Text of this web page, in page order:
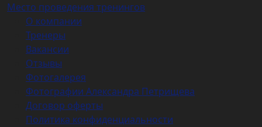
Место проведения тренингов
О компании
Тренеры
Вакансии
Отзывы
Фотогалерея
Фотографии Александра Петрищева
Договор оферты
Политика конфиденциальности